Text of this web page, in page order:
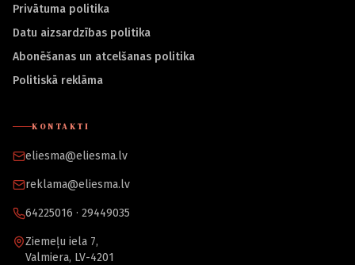
Privātuma politika
Datu aizsardzības politika
Abonēšanas un atcelšanas politika
Politiskā reklāma
KONTAKTI
eliesma@eliesma.lv
reklama@eliesma.lv
64225016 · 29449035
Ziemeļu iela 7,
Valmiera, LV-4201